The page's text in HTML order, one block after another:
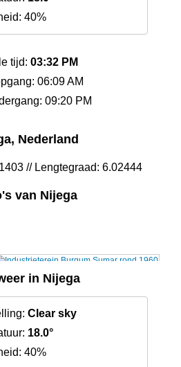
40%
tijd: 03:32 PM
06:09 AM
09:20 PM
Nederland
// Lengtegraad: 6.02444
van Nijega
in Nijega
Clear sky
18.0°
40%